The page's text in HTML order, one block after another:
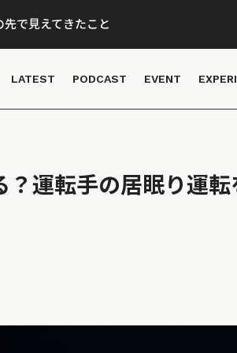
先で見えてきたこと
LATEST PODCAST EVENT
運転手の居眠り運